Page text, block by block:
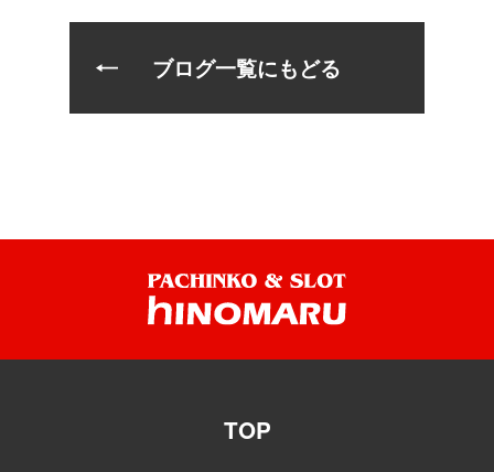
ブログ一覧にもどる
TOP